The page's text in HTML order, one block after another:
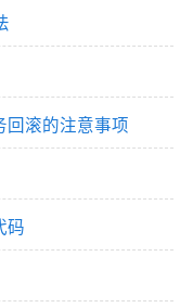
滚的注意事项
码